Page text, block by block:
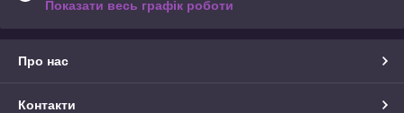
Показати весь графік роботи
Про нас
Контакти